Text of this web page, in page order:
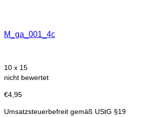
M_ga_001_4c
10 x 15
nicht bewertet
€4,95
Umsatzsteuerbefreit gemäß UStG §19